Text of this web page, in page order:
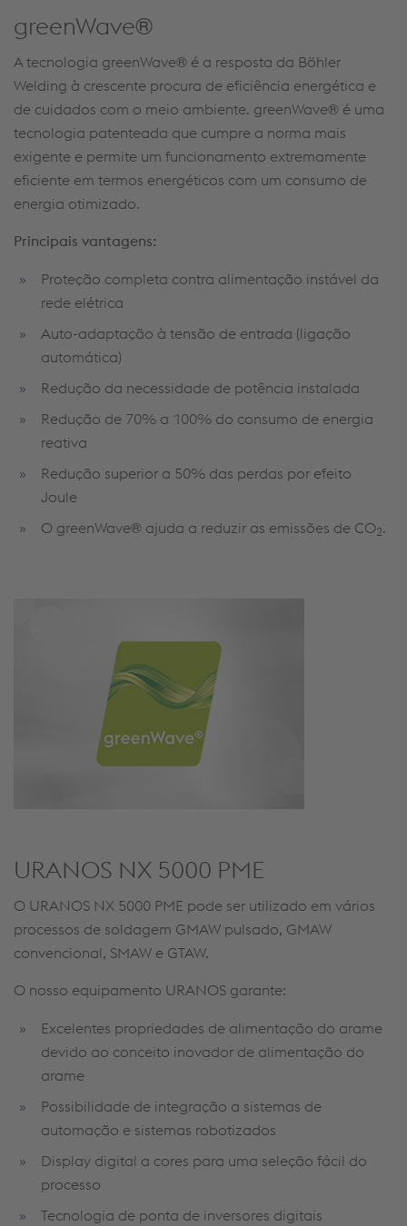
greenWave®
A tecnologia greenWave® é a resposta da Böhler
Welding à crescente procura de eficiência energética e
de cuidados com o meio ambiente. greenWave® é uma
tecnologia patenteada que cumpre a norma mais
exigente e permite um funcionamento extremamente
eficiente em termos energéticos com um consumo de
energia otimizado.
Principais vantagens:
Proteção completa contra alimentação instável da
rede elétrica
Auto-adaptação à tensão de entrada (ligação
automática)
Redução da necessidade de potência instalada
Redução de 70% a 100% do consumo de energia
reativa
Redução superior a 50% das perdas por efeito
Joule
O greenWave® ajuda a reduzir as emissões de CO2.
URANOS NX 5000 PME
O URANOS NX 5000 PME pode ser utilizado em vários
processos de soldagem GMAW pulsado, GMAW
convencional, SMAW e GTAW.
O nosso equipamento URANOS garante:
Excelentes propriedades de alimentação do arame
devido ao conceito inovador de alimentação do
arame
Possibilidade de integração a sistemas de
automação e sistemas robotizados
Display digital a cores para uma seleção fácil do
processo
Tecnologia de ponta de inversores digitais